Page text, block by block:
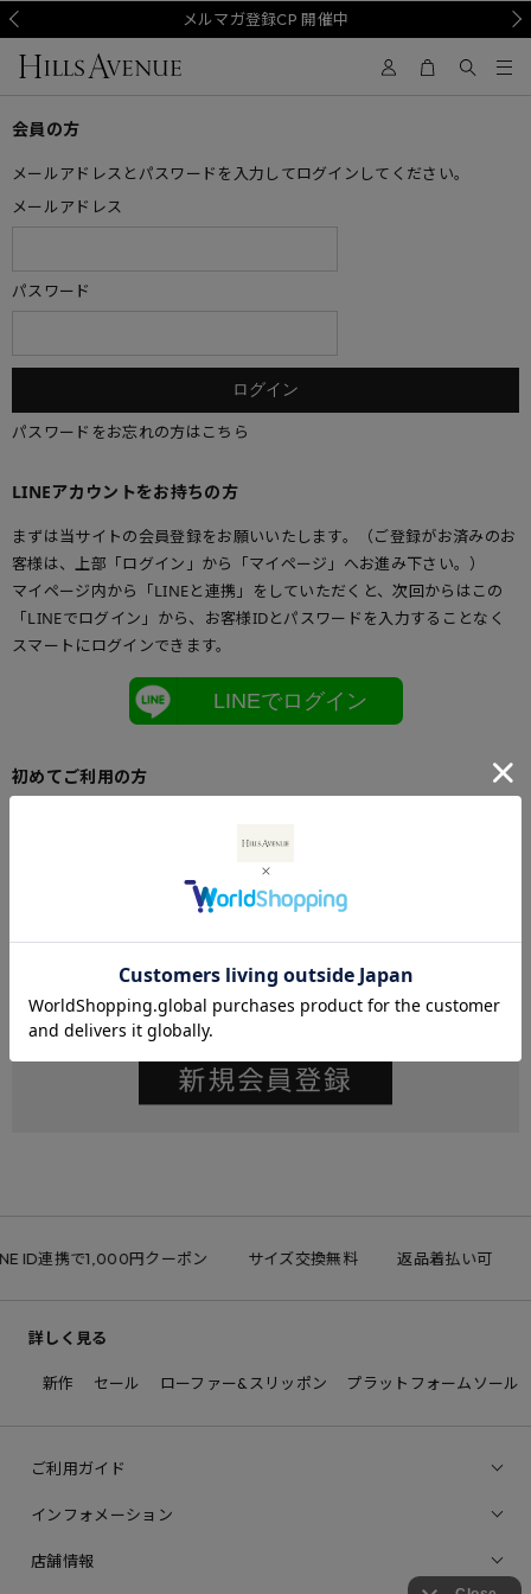
メルマガ登録CP 開催中
会員の方
メールアドレスとパスワードを入力してログインしてください。
メールアドレス
パスワード
パスワードをお忘れの方はこちら
LINEアカウントをお持ちの方
まずは当サイトの会員登録をお願いいたします。（ご登録がお済みのお
客様は、上部「ログイン」から「マイページ」へお進み下さい。）
マイページ内から「LINEと連携」をしていただくと、次回からはこの
「LINEでログイン」から、お客様IDとパスワードを入力することなく
スマートにログインできます。
LINEでログイン
初めてご利用の方
メールアドレスとパスワードを登録しておくと便利にお買い物ができる
ID連携で1,000円クーポン サイズ交換無料 返品着払い可
詳しく見る
新作 セール ローファー&スリッポン プラットフォームソール
ご利用ガイド
インフォメーション
店舗情報